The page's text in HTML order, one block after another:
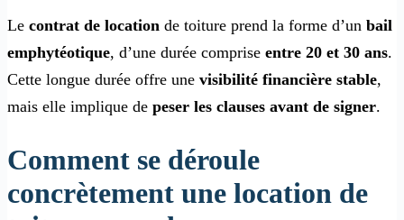
Le contrat de location de toiture prend la forme d’un bail
emphytéotique, d’une durée comprise entre 20 et 30 ans.
Cette longue durée offre une visibilité financière stable,
mais elle implique de peser les clauses avant de signer.
Comment se déroule
concrètement une location de